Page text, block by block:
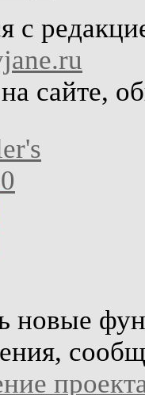
с
сайте,
новые
проекта